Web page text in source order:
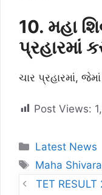
10. મહા
પ્રહારમાં
ચાર પ્રહારમાં,
Post Views:
Categories
Latest News
Tags
Maha
TET RESULT